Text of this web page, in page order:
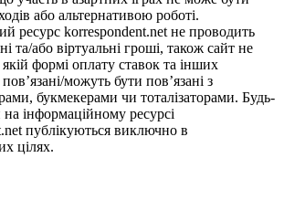
або альтернативою роботі.
ресурс korrespondent.net не проводить
та/або віртуальні гроші, також сайт не
формі оплату ставок та інших
можуть бути пов’язані з
букмекерами чи тоталізаторами. Будь-
на інформаційному ресурсі
публікуються виключно в
цілях.